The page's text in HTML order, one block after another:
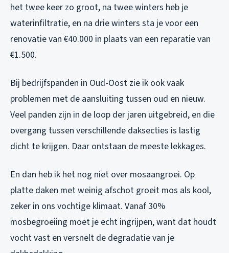
het twee keer zo groot, na twee winters heb je
waterinfiltratie, en na drie winters sta je voor een
renovatie van €40.000 in plaats van een reparatie van
€1.500.
Bij bedrijfspanden in Oud-Oost zie ik ook vaak
problemen met de aansluiting tussen oud en nieuw.
Veel panden zijn in de loop der jaren uitgebreid, en die
overgang tussen verschillende daksecties is lastig
dicht te krijgen. Daar ontstaan de meeste lekkages.
En dan heb ik het nog niet over mosaangroei. Op
platte daken met weinig afschot groeit mos als kool,
zeker in ons vochtige klimaat. Vanaf 30%
mosbegroeiing moet je echt ingrijpen, want dat houdt
vocht vast en versnelt de degradatie van je